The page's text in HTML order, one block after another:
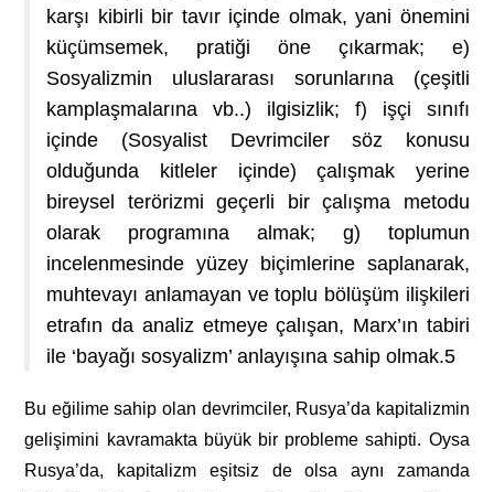
karşı kibirli bir tavır içinde olmak, yani önemini
küçümsemek, pratiği öne çıkarmak; e)
Sosyalizmin uluslararası sorunlarına (çeşitli
kamplaşmalarına vb..) ilgisizlik; f) işçi sınıfı
içinde (Sosyalist Devrimciler söz konusu
olduğunda kitleler içinde) çalışmak yerine
bireysel terörizmi geçerli bir çalışma metodu
olarak programına almak; g) toplumun
incelenmesinde yüzey biçimlerine saplanarak,
muhtevayı anlamayan ve toplu bölüşüm ilişkileri
etrafın da analiz etmeye çalışan, Marx’ın tabiri
ile ‘bayağı sosyalizm’ anlayışına sahip olmak.5
Bu eğilime sahip olan devrimciler, Rusya’da kapitalizmin
gelişimini kavramakta büyük bir probleme sahipti. Oysa
Rusya’da, kapitalizm eşitsiz de olsa aynı zamanda